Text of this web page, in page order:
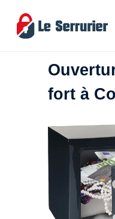
fort à